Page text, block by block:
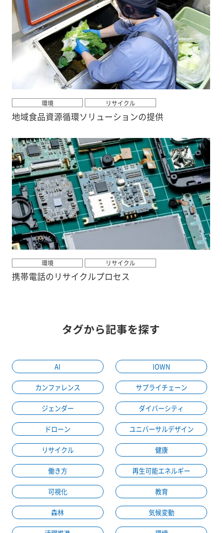
環境 リサイクル
地域食品資源循環ソリューションの提供
環境 リサイクル
携帯電話のリサイクルプロセス
タグから記事を探す
AI IOWN
カンファレンス サプライチェーン
ジェンダー ダイバーシティ
ドローン ユニバーサルデザイン
リサイクル 健康
働き方 再生可能エネルギー
可視化 教育
森林 気候変動